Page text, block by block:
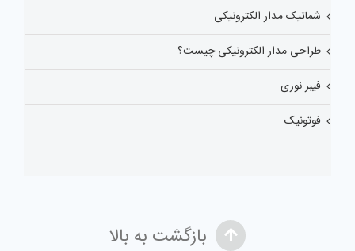
شماتیک مدار الکترونیکی
طراحی مدار الکترونیکی چیست؟
فیبر نوری
فوتونیک
بازگشت به بالا